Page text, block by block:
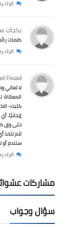
اترك
بكجات
كلمات
اترك
Fouad
لا تعاني
كتبت-
إيجابيًا.
حتى وإن
للم نتخذ
سنندم أو
اترك
مشاركات
سؤال وجواب